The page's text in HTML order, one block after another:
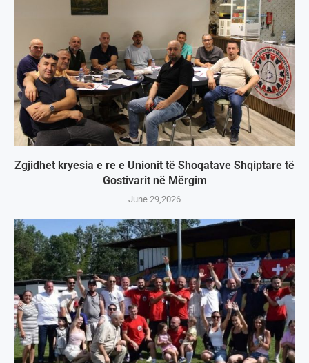
Zgjidhet kryesia e re e Unionit të Shoqatave Shqiptare të
Gostivarit në Mërgim
June 29,2026